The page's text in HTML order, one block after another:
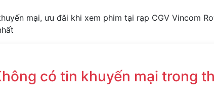
mại, ưu đãi khi xem phim tại rạp CGV Vincom
có tin khuyến mại trong